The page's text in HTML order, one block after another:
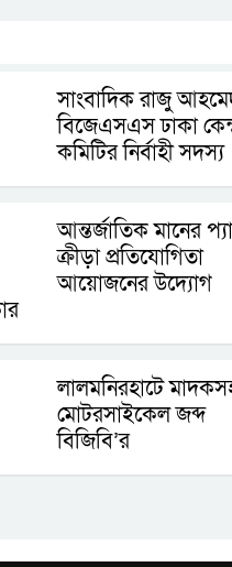
সাংবাদিক রাজু
বিজেএসএস ঢাকা
কমিটির নির্বাহী সদস্য
আন্তর্জাতিক মানের
ক্রীড়া প্রতিযোগিতা
আয়োজনের উদ্যোগ
লালমনিরহাটে
মোটরসাইকেল জব্দ
বিজিবি’র